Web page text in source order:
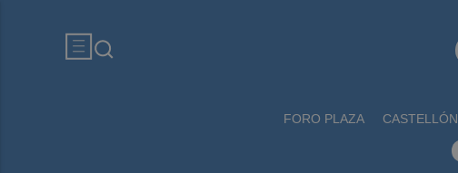
FORO PLAZA CASTELLÓN